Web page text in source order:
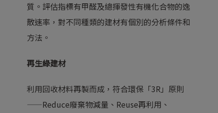
質。評估指標有甲醛及總揮發性有機化合物的逸
散速率，對不同種類的建材有個別的分析條件和
方法。
再生綠建材
利用回收材料再製而成，符合環保「3R」原則
——Reduce廢棄物減量、Reuse再利用、